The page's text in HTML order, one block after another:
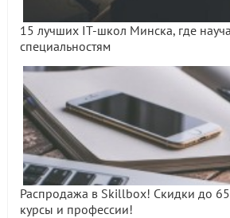
15 лучших IT-школ Минска, где
специальностям
Распродажа в Skillbox! Скидки до
курсы и профессии!